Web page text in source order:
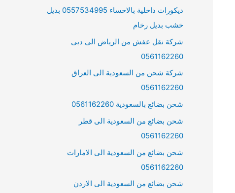
ديكورات داخلية بالاحساء 0557534995 بديل
خشب بديل رخام
شركة نقل عفش من الرياض الى دبى
0561162260
شركة شحن من السعودية الى العراق
0561162260
شحن بضائع بالسعودية 0561162260
شحن بضائع من السعودية الى قطر
0561162260
شحن بضائع من السعودية الى الامارات
0561162260
شحن بضائع من السعودية الى الاردن